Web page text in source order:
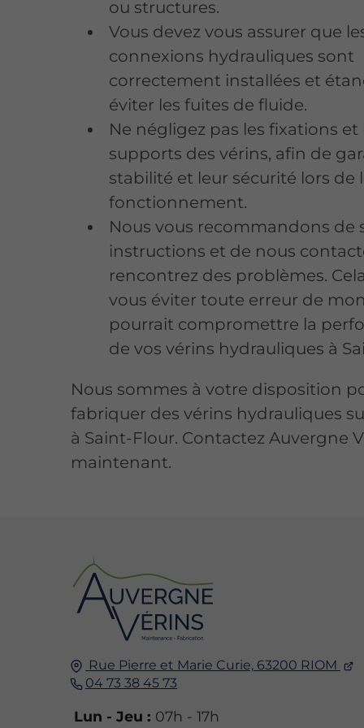
ou structures.
Vous devez vous assurer que
connexions hydrauliques sont
correctement installées et
éviter les fuites de fluide.
Ne négligez pas les fixations et
supports des vérins, afin de
stabilité et leur sécurité lors de
fonctionnement.
Nous vous recommandons de
instructions et de nous
rencontrez des problèmes.
vous éviter toute erreur de
pourrait compromettre la
de vos vérins hydrauliques à
Nous sommes à votre disposition
fabriquer des vérins hydrauliques
à Saint-Flour. Contactez Auvergne
maintenant.
Rue Pierre et Marie Curie, 63200 RIOM
04 73 38 45 73
Lun - Jeu : 07h - 17h